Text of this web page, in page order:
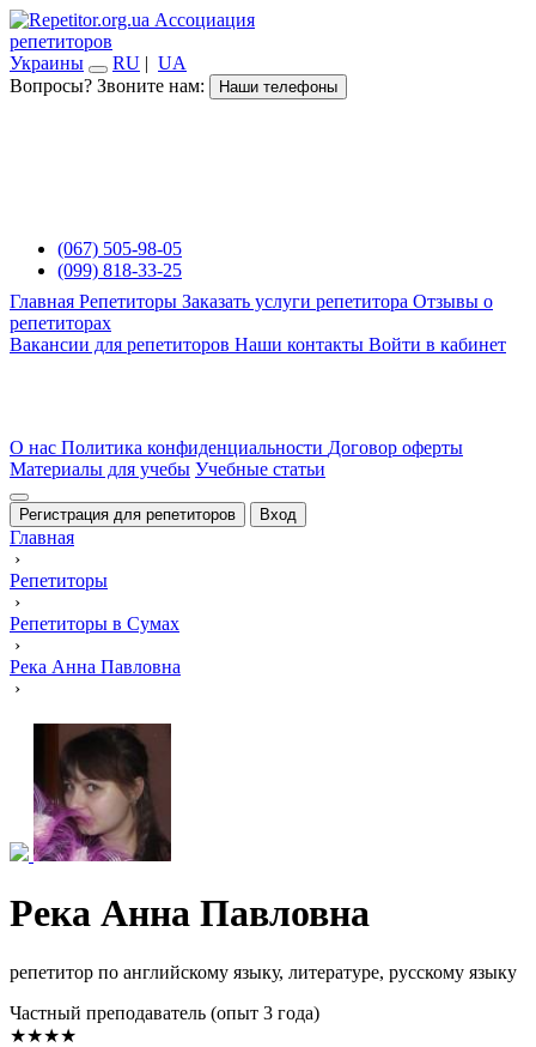
Ассоциация
репетиторов
Украины
RU | UA
Вопросы? Звоните нам:
Наши телефоны
(067) 505-98-05
(099) 818-33-25
Главная Репетиторы Заказать услуги репетитора Отзывы о
репетиторах
Вакансии для репетиторов Наши контакты Войти в кабинет
О нас Политика конфиденциальности Договор оферты
Материалы для учебы Учебные статьи
Регистрация для репетиторов Вход
Главная
›
Репетиторы
›
Репетиторы в Сумах
›
Река Анна Павловна
›
Река Анна Павловна
репетитор по английскому языку, литературе, русскому языку
Частный преподаватель (опыт 3 года)
★★★★